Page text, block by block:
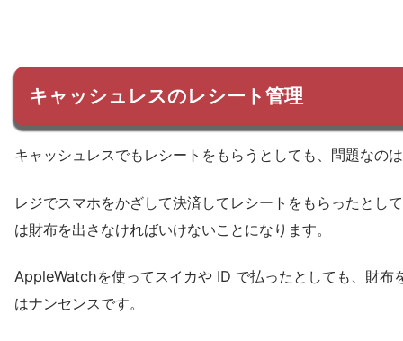
キャッシュレスのレシート管理
キャッシュレスでもレシートをもらうとしても、問題なの
レジでスマホをかざして決済してレシートをもらったとし
は財布を出さなければいけないことになります。
AppleWatchを使ってスイカや ID で払ったとしても、財布
はナンセンスです。